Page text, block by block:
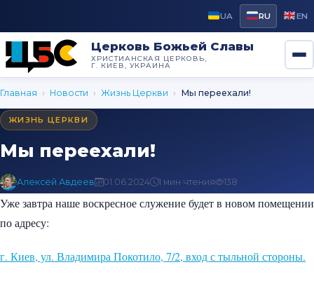
UA RU EN
Церковь Божьей Славы
ХРИСТИАНСКАЯ ЦЕРКОВЬ,
Г. КИЕВ, УКРАИНА
Главная › Новости › Жизнь Церкви › Мы переехали!
ЖИЗНЬ ЦЕРКВИ
Мы переехали!
Алексей Авдеев 01.06.2024 1 мин чтения 138
Уже завтра наше воскресное служение будет в новом помещении
по адресу:
г. Киев, ул. Владимира Покотило, 7/2, вход с тыльной стороны.